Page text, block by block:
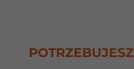
POTRZEBUJESZ